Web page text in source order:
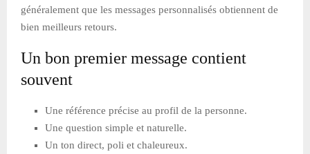
généralement que les messages personnalisés obtiennent de
bien meilleurs retours.
Un bon premier message contient
souvent
Une référence précise au profil de la personne.
Une question simple et naturelle.
Un ton direct, poli et chaleureux.